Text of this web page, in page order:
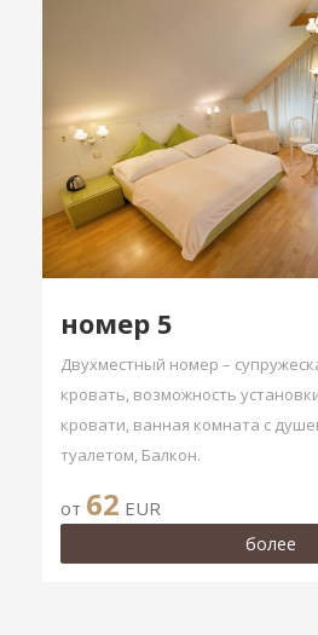
номер 5
Двухместный номер –
кровать, возможность
кровати, ванная комната с
туалетом, Балкон.
от 62 EUR
более